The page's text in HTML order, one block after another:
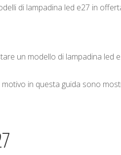
di lampadina led e27 in
un modello di lampadina led
in questa guida sono